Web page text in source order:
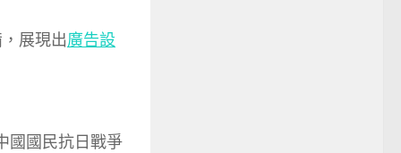
展現出廣告設
國國民抗日戰爭